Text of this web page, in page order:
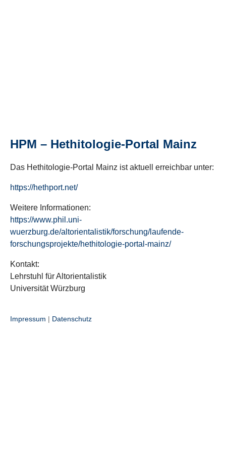
HPM – Hethitologie-Portal Mainz
Das Hethitologie-Portal Mainz ist aktuell erreichbar unter:
https://hethport.net/
Weitere Informationen:
https://www.phil.uni-
wuerzburg.de/altorientalistik/forschung/laufende-
forschungsprojekte/hethitologie-portal-mainz/
Kontakt:
Lehrstuhl für Altorientalistik
Universität Würzburg
Impressum | Datenschutz